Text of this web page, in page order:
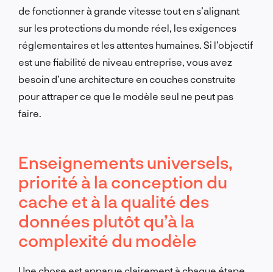
de fonctionner à grande vitesse tout en s’alignant
sur les protections du monde réel, les exigences
réglementaires et les attentes humaines. Si l’objectif
est une fiabilité de niveau entreprise, vous avez
besoin d’une architecture en couches construite
pour attraper ce que le modèle seul ne peut pas
faire.
Enseignements universels,
priorité à la conception du
cache et à la qualité des
données plutôt qu’à la
complexité du modèle